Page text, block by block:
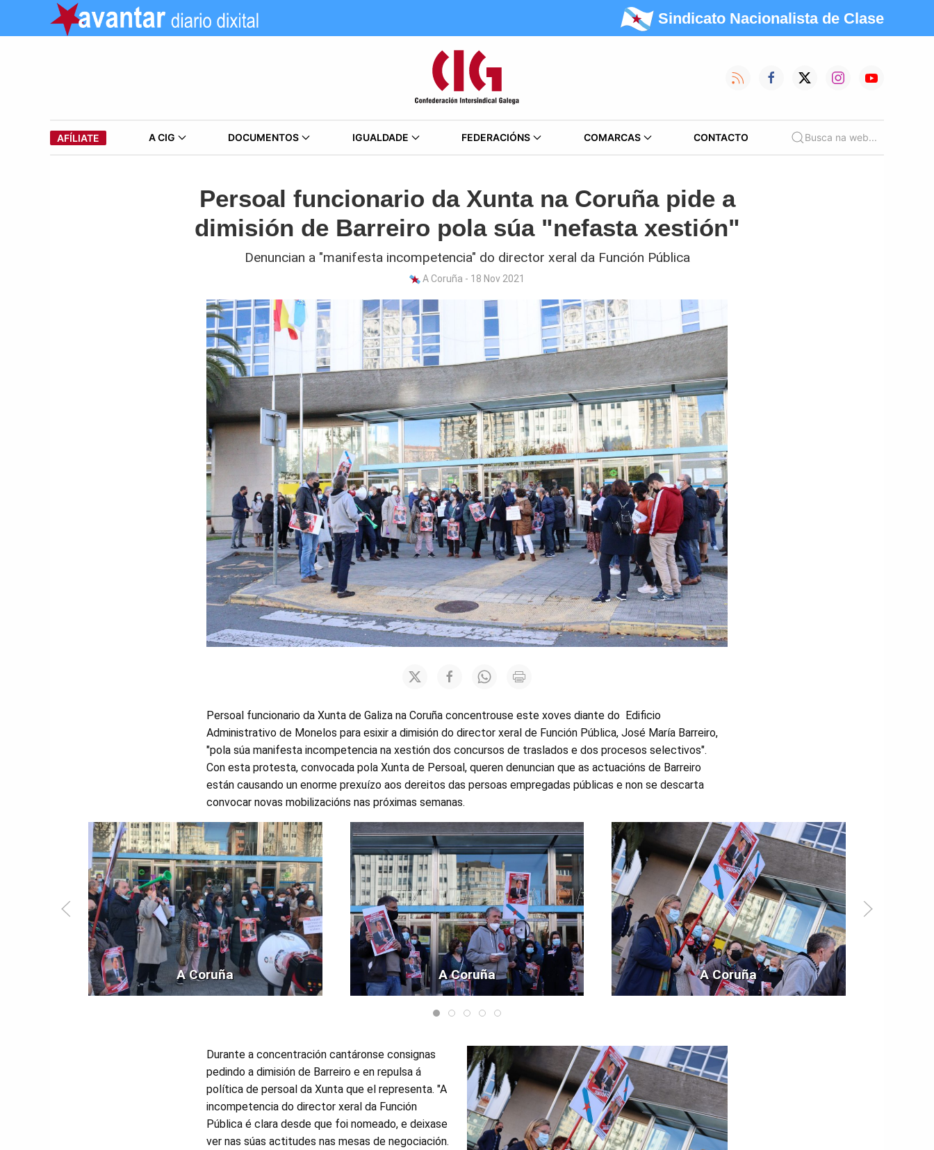
Sindicato Nacionalista de Clase
AFÍLIATE A CIG DOCUMENTOS IGUALDADE FEDERACIÓNS COMARCAS CONTACTO Busca na web...
Persoal funcionario da Xunta na Coruña pide a
dimisión de Barreiro pola súa "nefasta xestión"
Denuncian a "manifesta incompetencia" do director xeral da Función Pública
A Coruña - 18 Nov 2021
Persoal funcionario da Xunta de Galiza na Coruña concentrouse este xoves diante do Edificio
Administrativo de Monelos para esixir a dimisión do director xeral de Función Pública, José María Barreiro,
"pola súa manifesta incompetencia na xestión dos concursos de traslados e dos procesos selectivos".
Con esta protesta, convocada pola Xunta de Persoal, queren denuncian que as actuacións de Barreiro
están causando un enorme prexuízo aos dereitos das persoas empregadas públicas e non se descarta
convocar novas mobilizacións nas próximas semanas.
A Coruña A Coruña A Coruña
Durante a concentración cantáronse consignas
pedindo a dimisión de Barreiro e en repulsa á
política de persoal da Xunta que el representa. "A
incompetencia do director xeral da Función
Pública é clara desde que foi nomeado, e deixase
ver nas súas actitudes nas mesas de negociación.